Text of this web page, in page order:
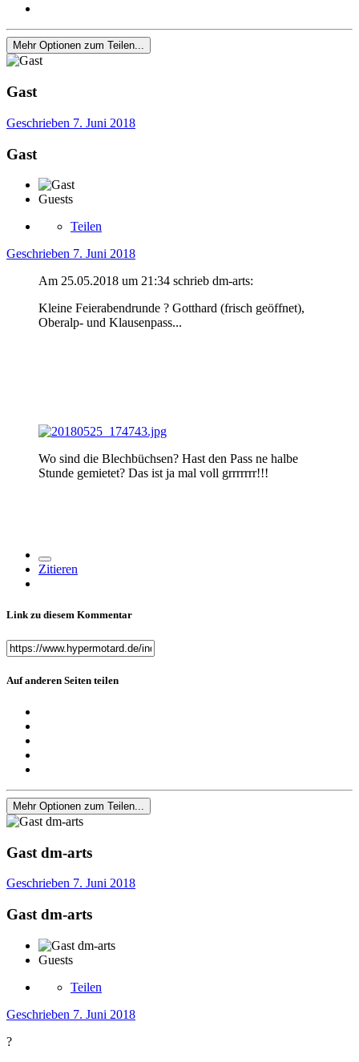
Mehr Optionen zum Teilen...
Gast
Geschrieben 7. Juni 2018
Gast
Guests
Teilen
Geschrieben 7. Juni 2018
Am ‎25‎.‎05‎.‎2018 um 21:34 schrieb dm-arts:
Kleine Feierabendrunde ? Gotthard (frisch geöffnet),
Oberalp- und Klausenpass...
Wo sind die Blechbüchsen? Hast den Pass ne halbe
Stunde gemietet? Das ist ja mal voll grrrrrrr!!!
Zitieren
Link zu diesem Kommentar
Auf anderen Seiten teilen
Mehr Optionen zum Teilen...
Gast dm-arts
Geschrieben 7. Juni 2018
Gast dm-arts
Guests
Teilen
Geschrieben 7. Juni 2018
?